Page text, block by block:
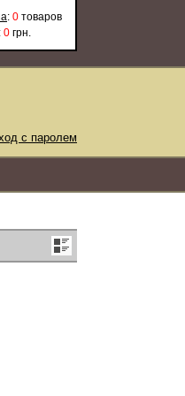
: 0 товаров
: 0 грн.
с паролем